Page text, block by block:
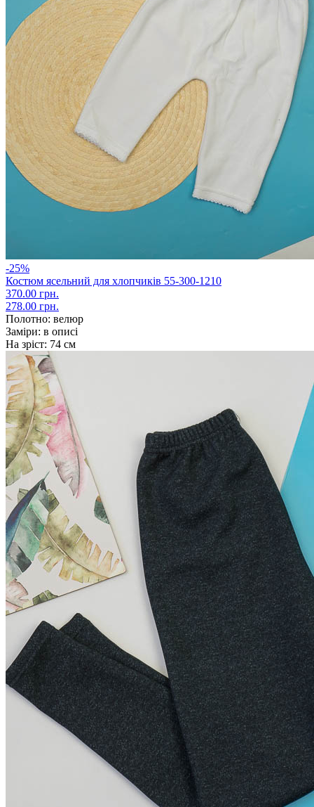
-25%
Костюм ясельний для хлопчиків 55-300-1210
370.00 грн.
278.00 грн.
Полотно: велюр
Заміри: в описі
На зріст: 74 см